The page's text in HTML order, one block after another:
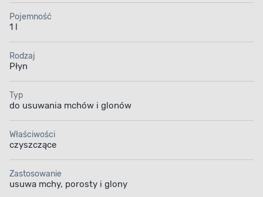
Pojemność
1 l
Rodzaj
Płyn
Typ
do usuwania mchów i glonów
Właściwości
czyszczące
Zastosowanie
usuwa mchy, porosty i glony